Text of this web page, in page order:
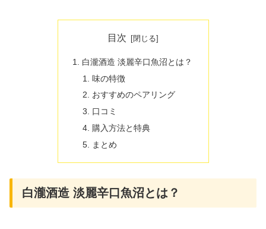
目次
白瀧酒造 淡麗辛口魚沼とは？
味の特徴
おすすめのペアリング
口コミ
購入方法と特典
まとめ
白瀧酒造 淡麗辛口魚沼とは？